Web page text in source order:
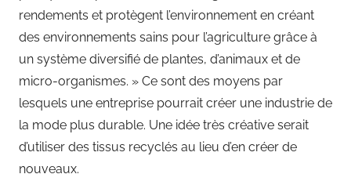
rendements et protègent l’environnement en créant
des environnements sains pour l’agriculture grâce à
un système diversifié de plantes, d’animaux et de
micro-organismes. » Ce sont des moyens par
lesquels une entreprise pourrait créer une industrie de
la mode plus durable. Une idée très créative serait
d’utiliser des tissus recyclés au lieu d’en créer de
nouveaux.